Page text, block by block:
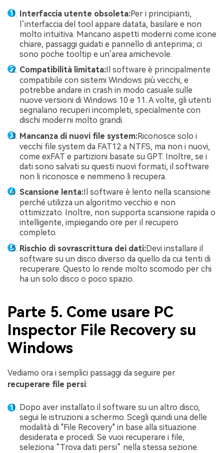
Interfaccia utente obsoleta:Per i principianti,
l’interfaccia del tool appare datata, basilare e non
molto intuitiva. Mancano aspetti moderni come icone
chiare, passaggi guidati e pannello di anteprima; ci
sono poche tooltip e un’area amichevole.
Compatibilità limitata: Il software è principalmente
compatibile con sistemi Windows più vecchi, e
potrebbe andare in crash in modo casuale sulle
nuove versioni di Windows 10 e 11. A volte, gli utenti
segnalano recuperi incompleti, specialmente con
dischi moderni molto grandi.
Mancanza di nuovi file system:Riconosce solo i
vecchi file system da FAT12 a NTFS, ma non i nuovi,
come exFAT e partizioni basate su GPT. Inoltre, se i
dati sono salvati su questi nuovi formati, il software
non li riconosce e nemmeno li recupera.
Scansione lenta: Il software è lento nella scansione
perché utilizza un algoritmo vecchio e non
ottimizzato. Inoltre, non supporta scansione rapida o
intelligente, impiegando ore per il recupero
completo.
Rischio di sovrascrittura dei dati:Devi installare il
software su un disco diverso da quello da cui tenti di
recuperare. Questo lo rende molto scomodo per chi
ha un solo disco o poco spazio.
Parte 5. Come usare PC
Inspector File Recovery su
Windows
Vediamo ora i semplici passaggi da seguire per
recuperare file persi:
Dopo aver installato il software su un altro disco,
segui le istruzioni a schermo. Scegli quindi una delle
modalità di "File Recovery" in base alla situazione
desiderata e procedi. Se vuoi recuperare i file,
seleziona “Trova dati persi” nella stessa sezione.